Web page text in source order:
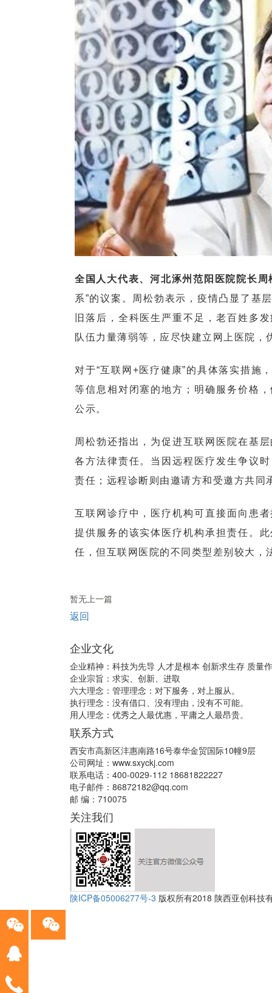
全国人大代表、河北涿州范阳医院院长周
系”的议案。 周松勃表示，疫情凸显了基
旧落后，全科医生严重不足，老百姓多
队伍力量薄弱等，应尽快建立网上医院，
对于“互联网+医疗健康”的具体落实措施
等信息相对闭塞的地方；明确服务价格
公示。
周松勃还指出，为促进互联网医院在基
各方法律责任。当因远程医疗发生争议
责任；远程诊断则由邀请方和受邀方共同
互联网诊疗中，医疗机构可直接面向患
提供服务的该实体医疗机构承担责任。
任，但互联网医院的不同类型差别较大，
暂无上一篇
返回
企业文化
企业精神：科技为先导 人才是根本 创新求生存 质量
企业宗旨：求实、创新、进取
六大理念：管理理念：对下服务，对上服从。
执行理念：没有借口、没有理由，没有不可能。
用人理念：优秀之人最优惠，平庸之人最昂贵。
联系方式
西安市高新区沣惠南路16号泰华金贸国际10幢9层
公司网址：www.sxyckj.com
联系电话：400-0029-112 18681822227
电子邮件：86872182@qq.com
邮 编：710075
关注我们
陕ICP备05006277号-3 版权所有2018 陕西亚创科技